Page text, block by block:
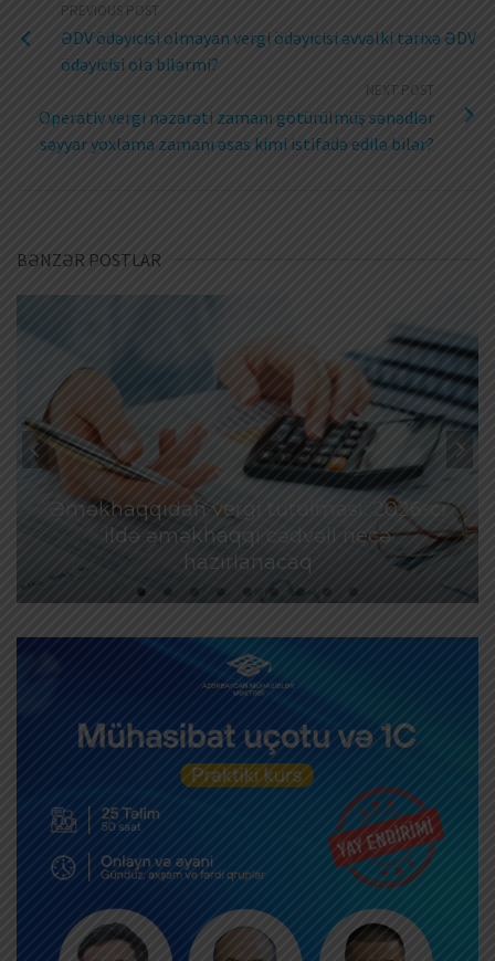
PREVIOUS POST
ƏDV ödəyicisi olmayan vergi ödəyicisi əvvəlki tarixə ƏDV
ödəyicisi ola bilərmi?
NEXT POST
Operativ vergi nəzarəti zamanı götürülmüş sənədlər
səyyar yoxlama zamanı əsas kimi istifadə edilə bilər?
BƏNZƏR POSTLAR
Əməkhaqqıdan vergi tutulması: 2026-cı
ildə əməkhaqqı cədvəli necə
hazırlanacaq